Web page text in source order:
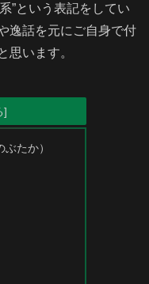
”という表記をしてい
逸話を元にご自身で付
思います。
たか）